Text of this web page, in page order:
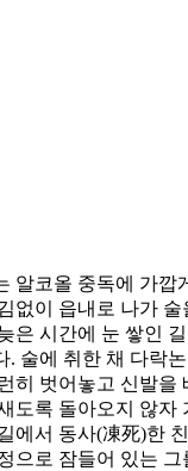
알코올 중독에 가깝
없이 읍내로 나가 술
은 시간에 눈 쌓인
. 술에 취한 채 다락
히 벗어놓고 신발을
도록 돌아오지 않자
에서 동사(凍死)한
으로 잠들어 있는